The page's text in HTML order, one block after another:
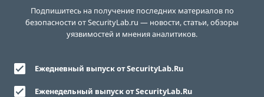
Подпишитесь на получение последних материалов по
безопасности от SecurityLab.ru — новости, статьи, обзоры
уязвимостей и мнения аналитиков.
Ежедневный выпуск от SecurityLab.Ru
Еженедельный выпуск от SecurityLab.Ru